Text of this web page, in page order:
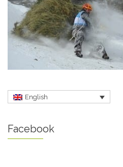
English
Facebook